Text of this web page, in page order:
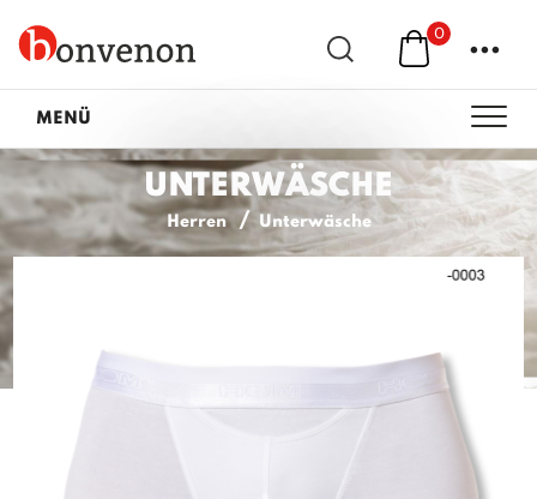
0 ...
MENÜ
UNTERWÄSCHE
Herren Unterwäsche